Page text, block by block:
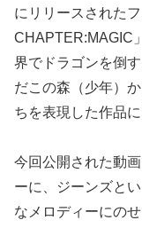
にリリースされた
CHAPTER:MAGIC
界でドラゴンを倒
だこの森（少年）
ちを表現した作品に
今回公開された動
ーに、ジーンズと
なメロディーにの